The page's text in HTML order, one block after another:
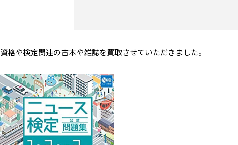
資格や検定関連の古本や雑誌を買取させていただきました。